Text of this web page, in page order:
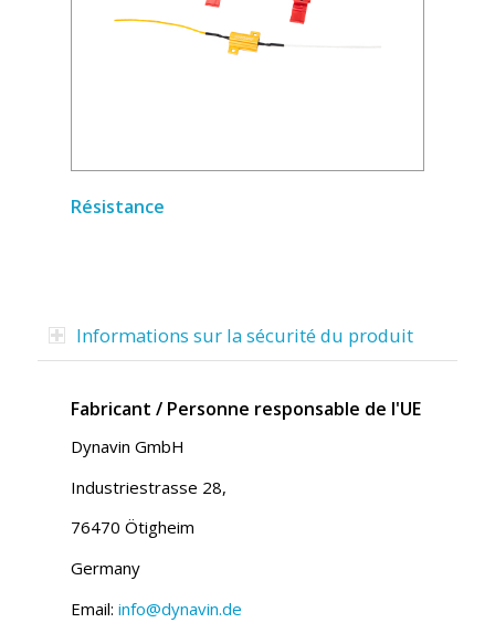
Résistance
Informations sur la sécurité du produit
Fabricant / Personne responsable de l'UE
Dynavin GmbH
Industriestrasse 28,
76470 Ötigheim
Germany
Email: info@dynavin.de